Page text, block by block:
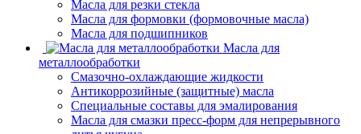
Масла для резки стекла
Масла для формовки (формовочные масла)
Масла для подшипников
Масла для
металлообработки
Смазочно-охлаждающие жидкости
Антикоррозийные (защитные) масла
Специальные составы для эмалирования
Масла для смазки пресс-форм для непрерывного